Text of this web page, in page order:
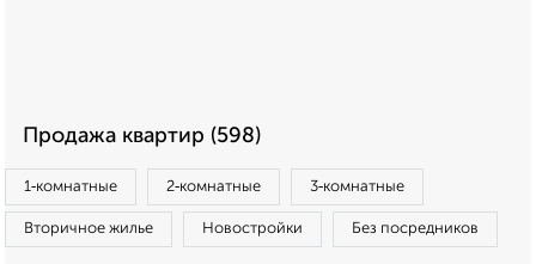
Продажа квартир (598)
1‑комнатные 2‑комнатные 3‑комнатные
Вторичное жилье Новостройки Без посредников